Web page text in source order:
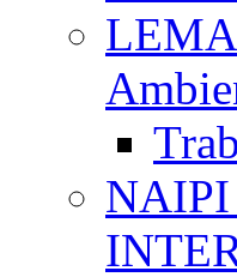
NAIPI